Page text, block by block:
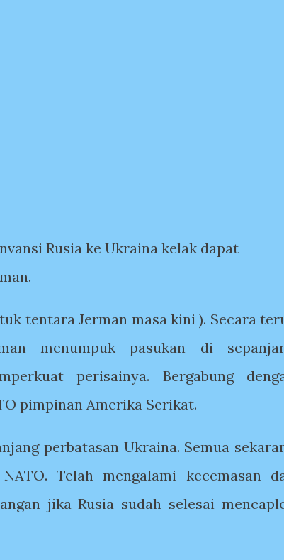
Rusia ke Ukraina kelak dapat
tentara Jerman masa kini ). Secara
menumpuk pasukan di
perisainya. Bergabung
pimpinan Amerika Serikat.
perbatasan Ukraina. Semua
Telah mengalami kecemasan
jika Rusia sudah selesai